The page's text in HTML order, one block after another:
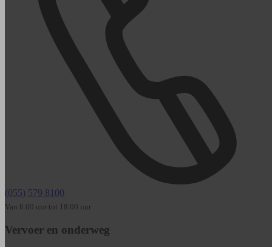
(055) 579 8100
Van 8.00 uur tot 18.00 uur
Vervoer en onderweg